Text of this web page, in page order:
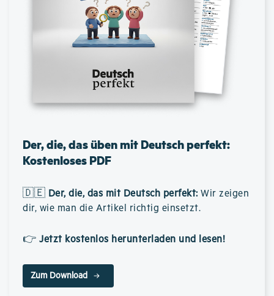
Der, die, das üben mit Deutsch perfekt:
Kostenloses PDF
🇩🇪 Der, die, das mit Deutsch perfekt: Wir zeigen
dir, wie man die Artikel richtig einsetzt.
👉 Jetzt kostenlos herunterladen und lesen!
Zum Download